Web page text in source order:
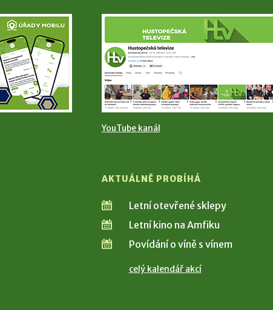
YouTube kanál
AKTUÁLNĚ PROBÍHÁ
Letní otevřené sklepy
Letní kino na Amfiku
Povídání o víně s vínem
celý kalendář akcí